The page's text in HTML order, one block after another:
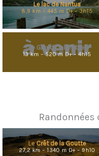
Le lac de Nantua
8,9 km – 445 m D+ – 3h15
Le Grand Colombier
13 km – 520 m D+ – 4h15
LeCrêt de la Goutte
27,2 km – 1340 m D+ – 9h10